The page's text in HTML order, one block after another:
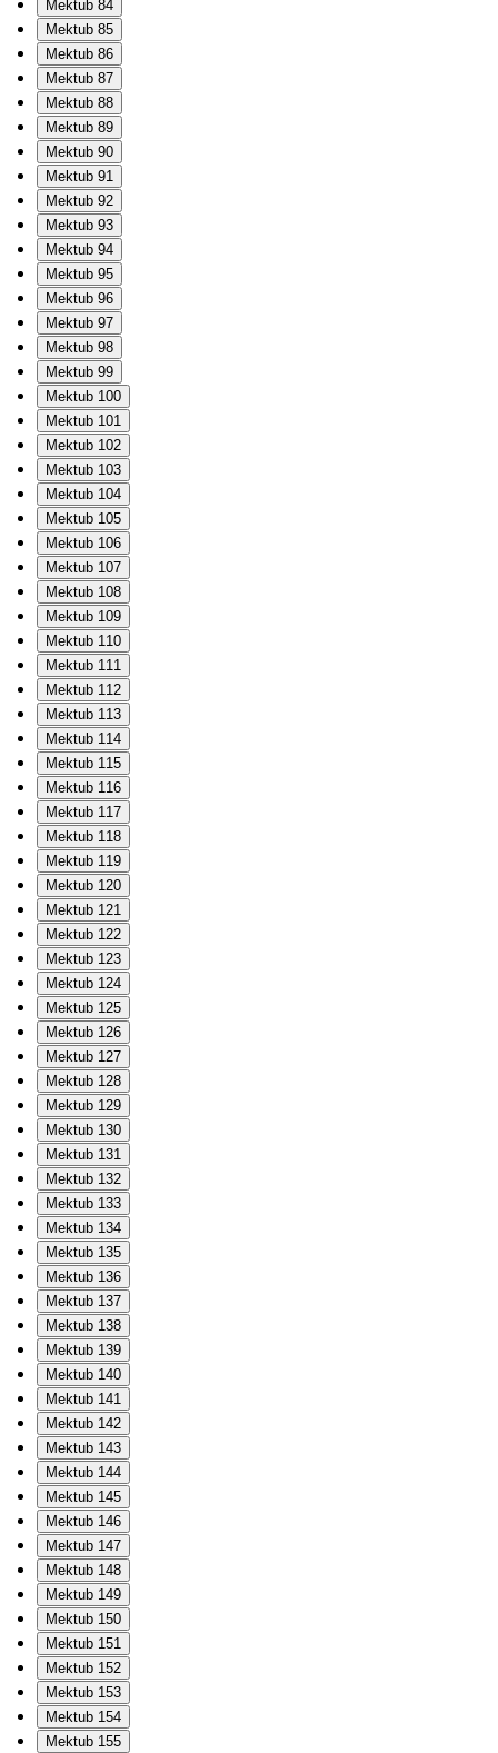
Mektub 84
Mektub 85
Mektub 86
Mektub 87
Mektub 88
Mektub 89
Mektub 90
Mektub 91
Mektub 92
Mektub 93
Mektub 94
Mektub 95
Mektub 96
Mektub 97
Mektub 98
Mektub 99
Mektub 100
Mektub 101
Mektub 102
Mektub 103
Mektub 104
Mektub 105
Mektub 106
Mektub 107
Mektub 108
Mektub 109
Mektub 110
Mektub 111
Mektub 112
Mektub 113
Mektub 114
Mektub 115
Mektub 116
Mektub 117
Mektub 118
Mektub 119
Mektub 120
Mektub 121
Mektub 122
Mektub 123
Mektub 124
Mektub 125
Mektub 126
Mektub 127
Mektub 128
Mektub 129
Mektub 130
Mektub 131
Mektub 132
Mektub 133
Mektub 134
Mektub 135
Mektub 136
Mektub 137
Mektub 138
Mektub 139
Mektub 140
Mektub 141
Mektub 142
Mektub 143
Mektub 144
Mektub 145
Mektub 146
Mektub 147
Mektub 148
Mektub 149
Mektub 150
Mektub 151
Mektub 152
Mektub 153
Mektub 154
Mektub 155